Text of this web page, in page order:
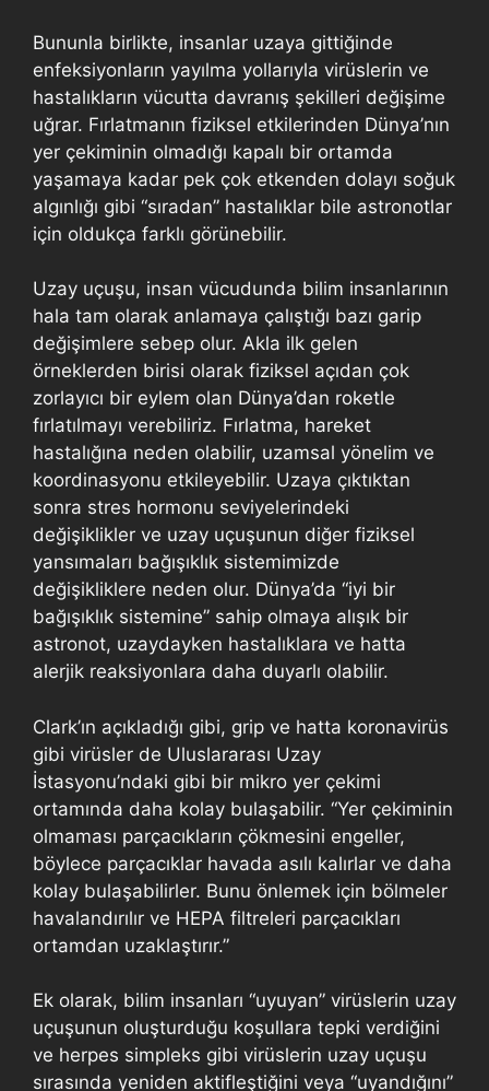
Bununla birlikte, insanlar uzaya gittiğinde
enfeksiyonların yayılma yollarıyla virüslerin ve
hastalıkların vücutta davranış şekilleri değişime
uğrar. Fırlatmanın fiziksel etkilerinden Dünya’nın
yer çekiminin olmadığı kapalı bir ortamda
yaşamaya kadar pek çok etkenden dolayı soğuk
algınlığı gibi “sıradan” hastalıklar bile astronotlar
için oldukça farklı görünebilir.
Uzay uçuşu, insan vücudunda bilim insanlarının
hala tam olarak anlamaya çalıştığı bazı garip
değişimlere sebep olur. Akla ilk gelen
örneklerden birisi olarak fiziksel açıdan çok
zorlayıcı bir eylem olan Dünya’dan roketle
fırlatılmayı verebiliriz. Fırlatma, hareket
hastalığına neden olabilir, uzamsal yönelim ve
koordinasyonu etkileyebilir. Uzaya çıktıktan
sonra stres hormonu seviyelerindeki
değişiklikler ve uzay uçuşunun diğer fiziksel
yansımaları bağışıklık sistemimizde
değişikliklere neden olur. Dünya’da “iyi bir
bağışıklık sistemine” sahip olmaya alışık bir
astronot, uzaydayken hastalıklara ve hatta
alerjik reaksiyonlara daha duyarlı olabilir.
Clark’ın açıkladığı gibi, grip ve hatta koronavirüs
gibi virüsler de Uluslararası Uzay
İstasyonu’ndaki gibi bir mikro yer çekimi
ortamında daha kolay bulaşabilir. “Yer çekiminin
olmaması parçacıkların çökmesini engeller,
böylece parçacıklar havada asılı kalırlar ve daha
kolay bulaşabilirler. Bunu önlemek için bölmeler
havalandırılır ve HEPA filtreleri parçacıkları
ortamdan uzaklaştırır.”
Ek olarak, bilim insanları “uyuyan” virüslerin uzay
uçuşunun oluşturduğu koşullara tepki verdiğini
ve herpes simpleks gibi virüslerin uzay uçuşu
sırasında yeniden aktifleştiğini veya “uyandığını”